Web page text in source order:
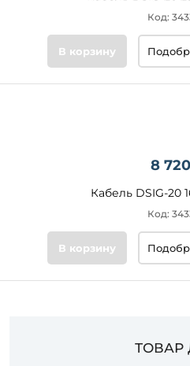
Код:
В корзину
8
Кабель DSIG-20
Код:
В корзину
ТОВАР